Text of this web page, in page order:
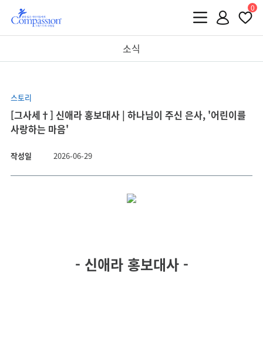
0
소식
스토리
[그사세†] 신애라 홍보대사 | 하나님이 주신 은사, '어린이를
사랑하는 마음'
작성일 2026-06-29
- 신애라 홍보대사 -